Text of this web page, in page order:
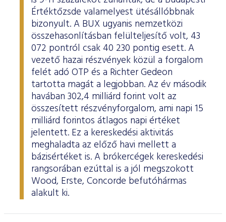
Értéktőzsde valamelyest ütésállóbbnak
bizonyult. A BUX ugyanis nemzetközi
összehasonlításban felülteljesítő volt, 43
072 pontról csak 40 230 pontig esett. A
vezető hazai részvények közül a forgalom
felét adó OTP és a Richter Gedeon
tartotta magát a legjobban. Az év második
havában 302,4 milliárd forint volt az
összesített részvényforgalom, ami napi 15
milliárd forintos átlagos napi értéket
jelentett. Ez a kereskedési aktivitás
meghaladta az előző havi mellett a
bázisértéket is. A brókercégek kereskedési
rangsorában ezúttal is a jól megszokott
Wood, Erste, Concorde befutóhármas
alakult ki.